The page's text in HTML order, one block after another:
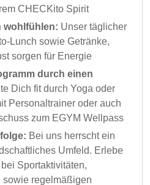
CHECKito Spirit
wohlfühlen: Unser täglicher
Lunch sowie Getränke,
sorgen für Energie
durch einen
Dich fit durch Yoga oder
Personaltrainer oder auch
zum EGYM Wellpass
Bei uns herrscht ein
Umfeld. Erlebe
Sportaktivitäten,
regelmäßigen